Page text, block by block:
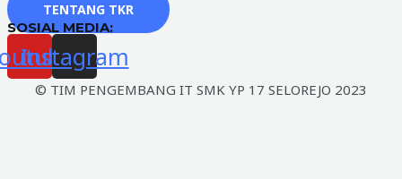
TENTANG TKR
SOSIAL MEDIA:
Instagram
© TIM PENGEMBANG IT SMK YP 17 SELOREJO 2023